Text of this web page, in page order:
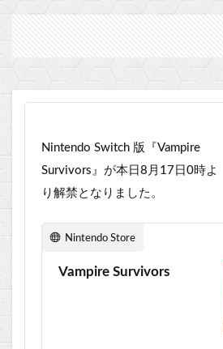
Nintendo Switch 版『Vampire
Survivors』が本日8月17日0時よ
り解禁となりました。
Nintendo Store
Vampire Survivors